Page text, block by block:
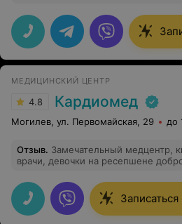
дополнительное обследование и
обычной поликлинике - только
Рекомендую Всем. Спасибо ещё
МЕДИЦИНСКИЙ ЦЕНТР
4.8 Кардиомед
Могилев, ул. Первомайская, 29 до
Отзыв. Замечательный медцентр,
врачи, девочки на ресепшене
Анастасию, которая нашла выход
сложившейся ситуации